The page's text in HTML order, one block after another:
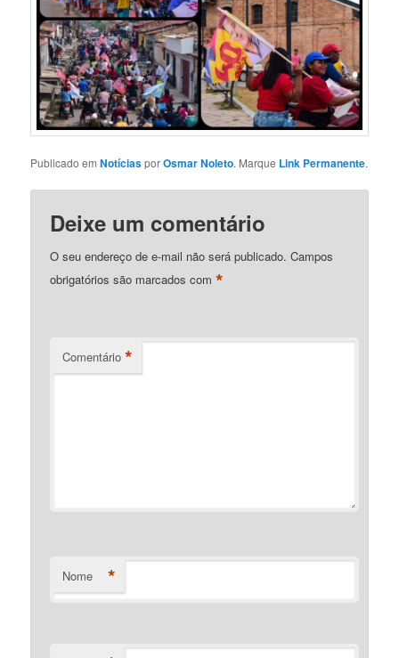
Publicado emNotíciasporOsmar Noleto. Marque Link Permanente.
Deixe um comentário
O seu endereço de e-mail não será publicado. Campos
obrigatórios são marcados com*
Comentário *
Nome *